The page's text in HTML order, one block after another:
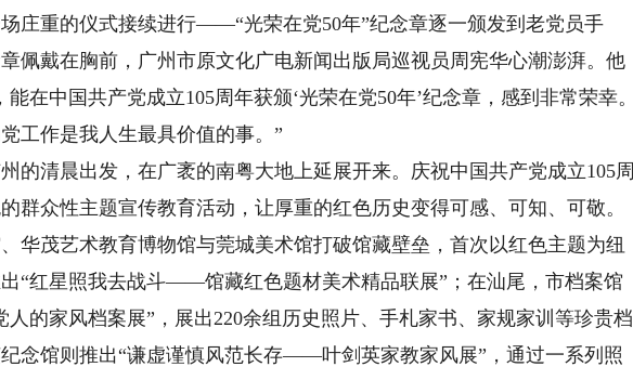
重的仪式接续进行——“光荣在党50年”纪念章逐一颁发到老党员手
佩戴在胸前，广州市原文化广电新闻出版局巡视员周宪华心潮澎湃。他
在中国共产党成立105周年获颁‘光荣在党50年’纪念章，感到非常荣幸。
工作是我人生最具价值的事。”
清晨出发，在广袤的南粤大地上延展开来。庆祝中国共产党成立105周
群众性主题宣传教育活动，让厚重的红色历史变得可感、可知、可敬。
茂艺术教育博物馆与莞城美术馆打破馆藏壁垒，首次以红色主题为纽
“红星照我去战斗——馆藏红色题材美术精品联展”；在汕尾，市档案馆
人的家风档案展”，展出220余组历史照片、手札家书、家规家训等珍贵档
念馆则推出“谦虚谨慎风范长存——叶剑英家教家风展”，通过一系列照